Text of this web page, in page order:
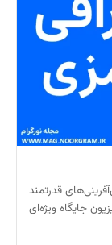
قدرتمند
جایگاه ویژه‌ای